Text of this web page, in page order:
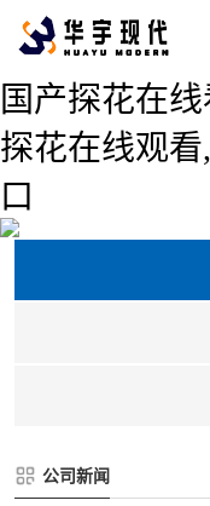
国产探花在
探花在线观
口
公司新闻